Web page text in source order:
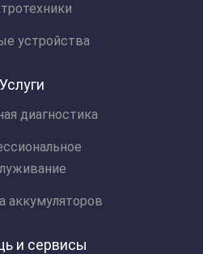
устройства
Услуги
диагностика
аккумуляторов
и сервисы